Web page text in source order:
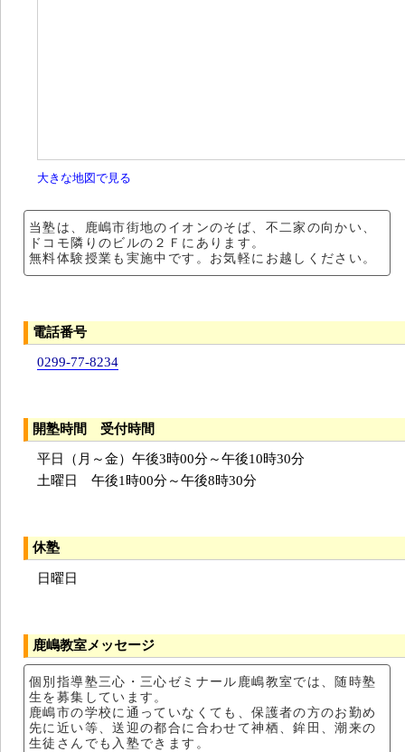
大きな地図で見る
当塾は、鹿嶋市街地のイオンのそば、不二家の向かい、
ドコモ隣りのビルの２Ｆにあります。
無料体験授業も実施中です。お気軽にお越しください。
電話番号
0299-77-8234
開塾時間 受付時間
平日（月～金）午後3時00分～午後10時30分
土曜日 午後1時00分～午後8時30分
休塾
日曜日
鹿嶋教室メッセージ
個別指導塾三心・三心ゼミナール鹿嶋教室では、随時塾
生を募集しています。
鹿嶋市の学校に通っていなくても、保護者の方のお勤め
先に近い等、送迎の都合に合わせて神栖、鉾田、潮来の
生徒さんでも入塾できます。